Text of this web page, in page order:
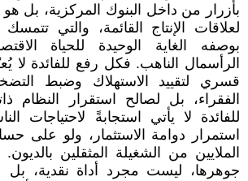
بأزرار من داخل البنوك المركزية، بل
لعلاقات الإنتاج القائمة، والتي
بوصفه الغاية الوحيدة للحياة
الرأسمال الناهب. فكل رفع للفائدة لا
قسري لتقييد الاستهلاك وضبط
الفقراء، بل لصالح استقرار
للفائدة لا يأتي استجابةً لاحتياجات
استمرار دوامة الاستثمار، ولو على
الملايين من الشغيلة المثقلين
جوهرها، ليست مجرد أداة نقدية، بل